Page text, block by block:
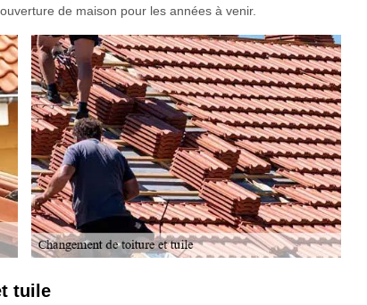
de maison pour les années à venir.
tuile